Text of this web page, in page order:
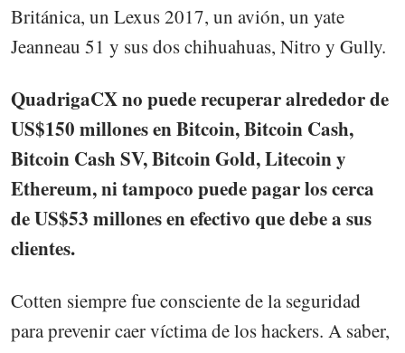
Británica, un Lexus 2017, un avión, un yate
Jeanneau 51 y sus dos chihuahuas, Nitro y Gully.
QuadrigaCX no puede recuperar alrededor de
US$150 millones en Bitcoin, Bitcoin Cash,
Bitcoin Cash SV, Bitcoin Gold, Litecoin y
Ethereum, ni tampoco puede pagar los cerca
de US$53 millones en efectivo que debe a sus
clientes.
Cotten siempre fue consciente de la seguridad
para prevenir caer víctima de los hackers. A saber,